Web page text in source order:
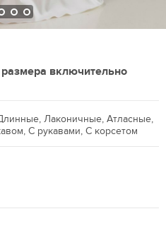
включительно
Лаконичные, Атласные,
С рукавами, С корсетом